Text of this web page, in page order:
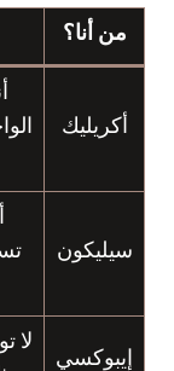
من أنا؟
أكريليك
سيليكون
إيبوكسي
لا